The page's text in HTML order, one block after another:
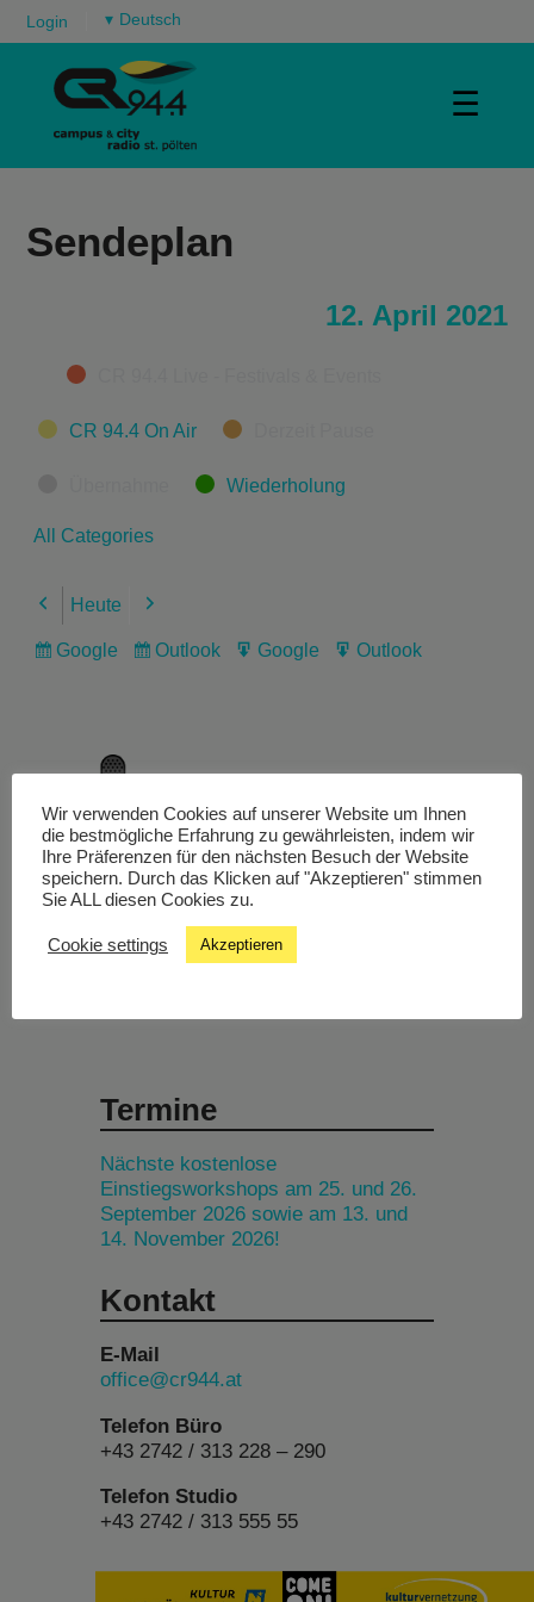
Login ▾
☰
Sendeplan
12. April 2021
Categories
CR 94.4 On Air
Wiederholung
All Categories
Previous
Heute Next
Subscribe
Google
Subscribe
Outlook
Export
Google
Export
Outlook
Livestream
Studiochat
Termine
Nächste kostenlose
Einstiegsworkshops am 25. und 26.
September 2026 sowie am 13. und
14. November 2026!
Kontakt
E-Mail
office@cr944.at
Telefon Büro
+43 2742 / 313 228 – 290
Telefon Studio
+43 2742 / 313 555 55
Wir verwenden Cookies auf unserer Website um Ihnen
die bestmögliche Erfahrung zu gewährleisten, indem wir
Ihre Präferenzen für den nächsten Besuch der Website
speichern. Durch das Klicken auf "Akzeptieren" stimmen
Sie ALL diesen Cookies zu.
Cookie settings Akzeptieren